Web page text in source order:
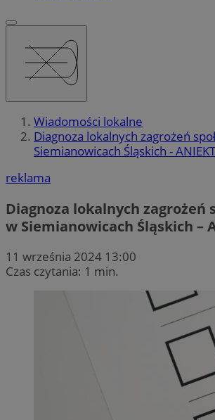
Wiadomości lokalne
Diagnoza lokalnych zagrożeń
Siemianowicach Śląskich -
reklama
Diagnoza lokalnych zagrożeń
w Siemianowicach Śląskich –
11 września 2024 13:00
Czas czytania: 1 min.